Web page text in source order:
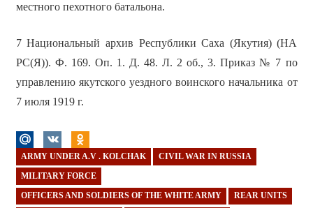
местного пехотного батальона.
7 Национальный архив Республики Саха (Якутия) (НА
РС(Я)). Ф. 169. Оп. 1. Д. 48. Л. 2 об., 3. Приказ № 7 по
управлению якутского уездного воинского начальника от
7 июля 1919 г.
ARMY UNDER A.V . KOLCHAK CIVIL WAR IN RUSSIA
MILITARY FORCE
OFFICERS AND SOLDIERS OF THE WHITE ARMY REAR UNITS